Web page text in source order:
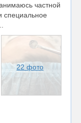
частной
специальное
22 фото